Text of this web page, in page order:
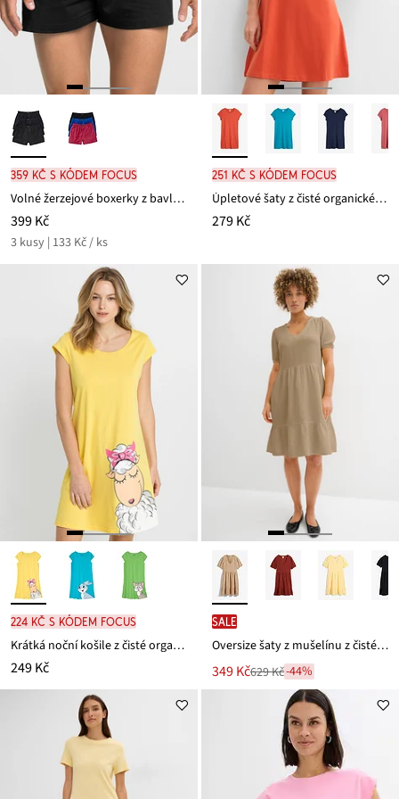
359 Kč s kódem FOCUS
Volné žerzejové boxerky z bavlny (3 ks v balení)
399 Kč
3 kusy | 133 Kč / ks
251 Kč s kódem FOCUS
Úpletové šaty z čisté organické bavlny
279 Kč
224 Kč s kódem FOCUS
Krátká noční košile z čisté organické bavlny
249 Kč
SALE
Oversize šaty z mušelínu z čisté bavlny
Nová
cena
349 Kč
Zlevněno629 Kč-44%